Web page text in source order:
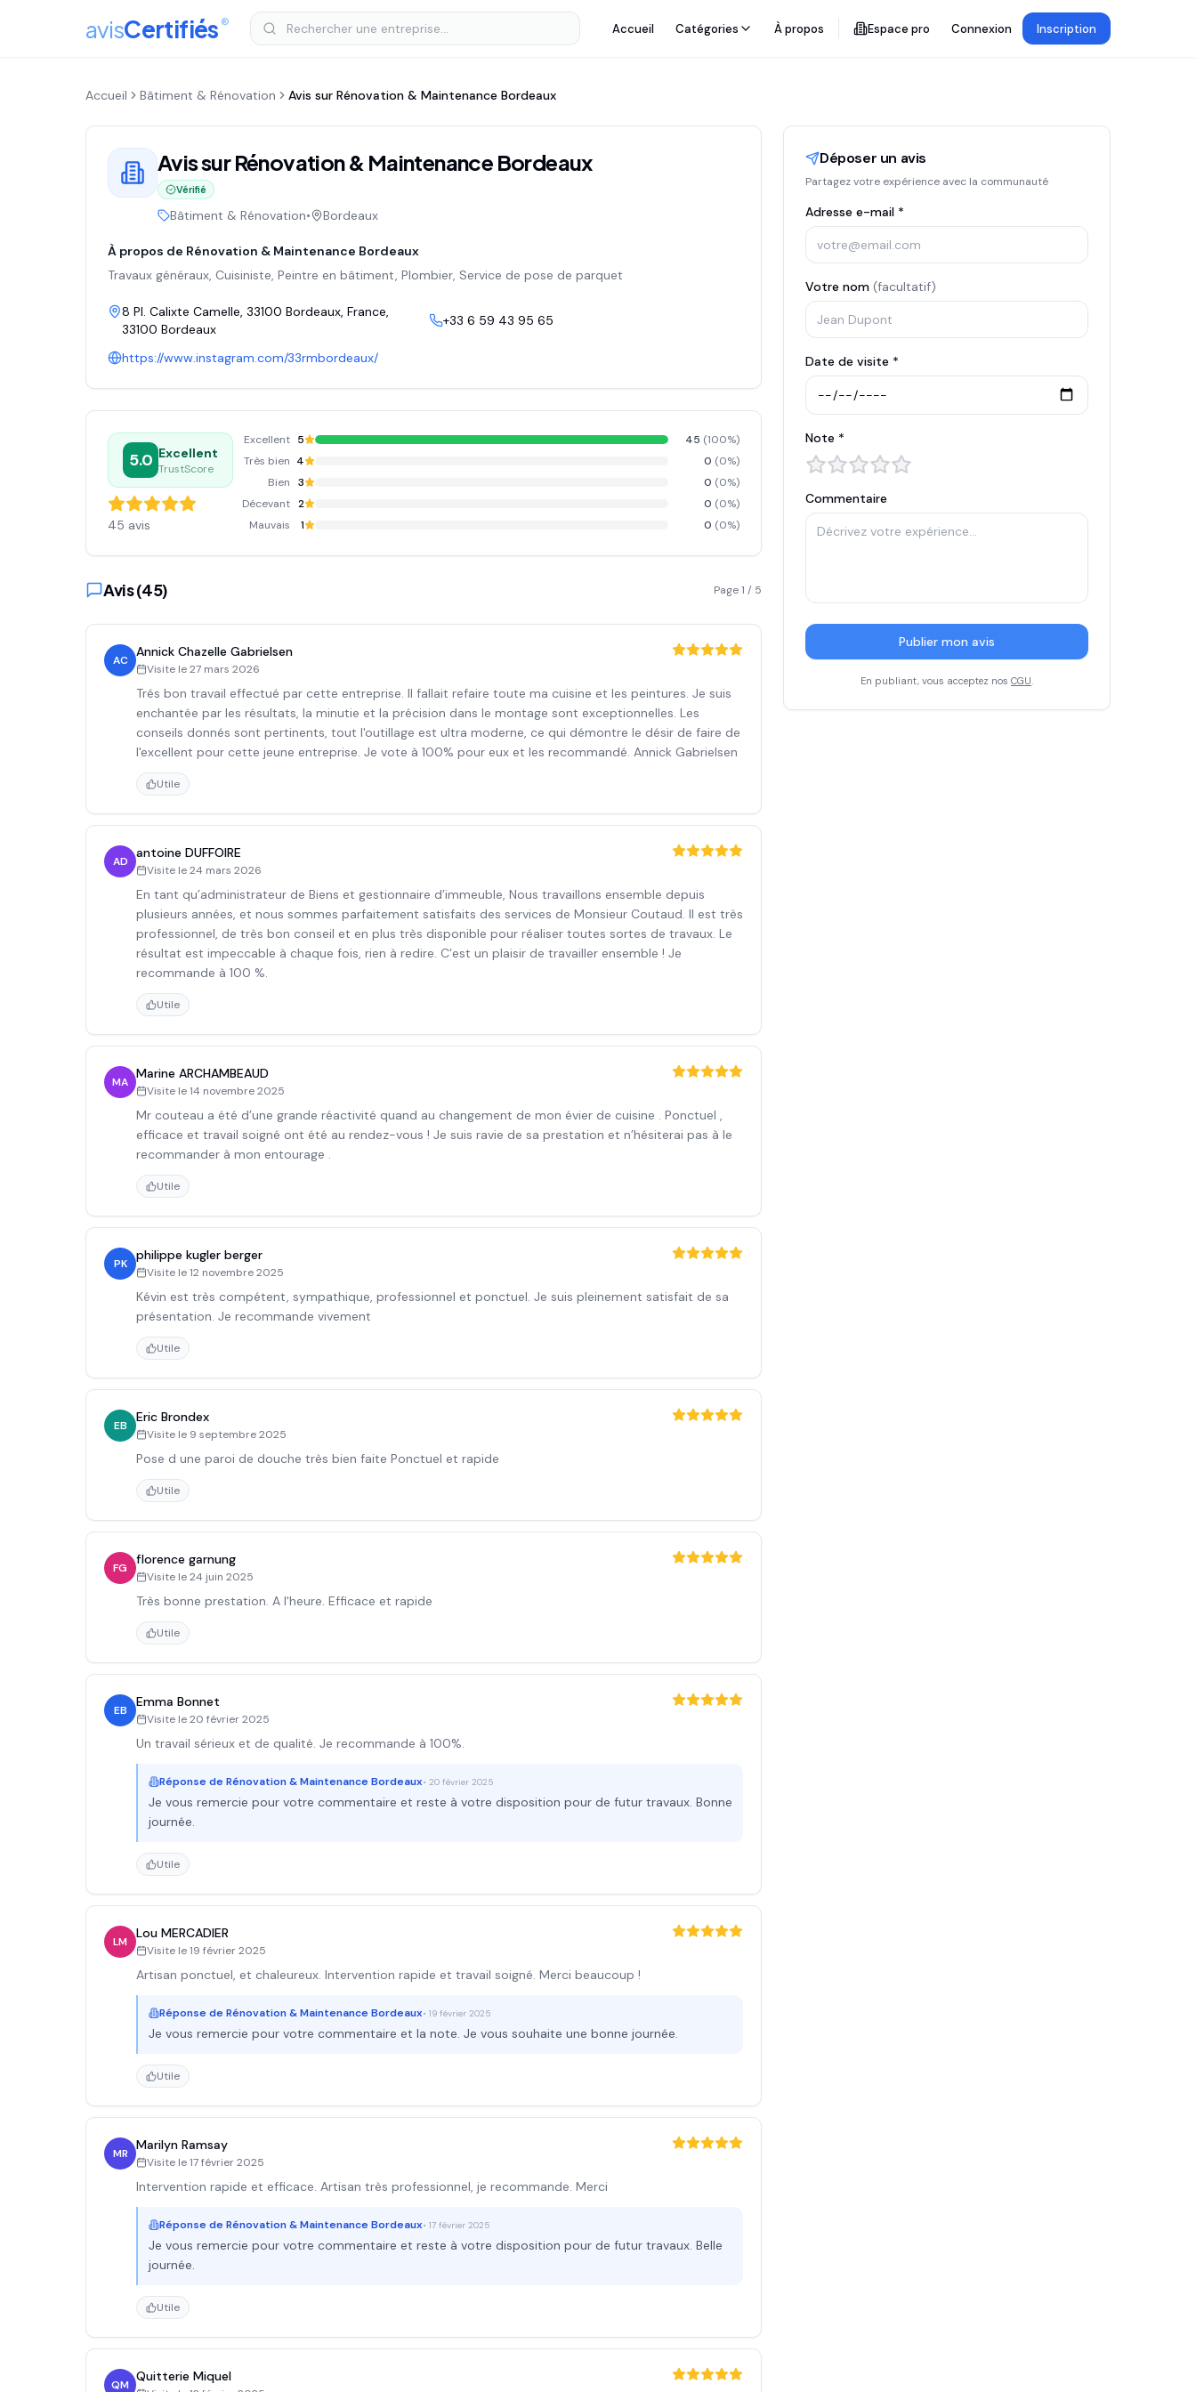
avisCertifiés® Accueil Catégories À propos Espace pro Connexion Inscription
Accueil Bâtiment & Rénovation Avis sur Rénovation & Maintenance Bordeaux
Avis surRénovation & Maintenance Bordeaux
Vérifié
Bâtiment & Rénovation• Bordeaux
À propos de Rénovation & Maintenance Bordeaux
Travaux généraux, Cuisiniste, Peintre en bâtiment, Plombier, Service de pose de parquet
8 Pl. Calixte Camelle, 33100 Bordeaux, France,
33100 Bordeaux
+33 6 59 43 95 65
https://www.instagram.com/33rmbordeaux/
5.0 Excellent
TrustScore
45 avis
Excellent 5 45 (100%)
Très bien 4 0 (0%)
Bien
3 0 (0%)
Décevant 2 0 (0%)
Mauvais
1 0 (0%)
Avis (45) Page1 / 5
AC
Annick Chazelle Gabrielsen
Visite le27 mars 2026
Trés bon travail effectué par cette entreprise. Il fallait refaire toute ma cuisine et les peintures. Je suis
enchantée par les résultats, la minutie et la précision dans le montage sont exceptionnelles. Les
conseils donnés sont pertinents, tout l'outillage est ultra moderne, ce qui démontre le désir de faire de
l'excellent pour cette jeune entreprise. Je vote à 100% pour eux et les recommandé. Annick Gabrielsen
Utile
AD
antoine DUFFOIRE
Visite le24 mars 2026
En tant qu’administrateur de Biens et gestionnaire d’immeuble, Nous travaillons ensemble depuis
plusieurs années, et nous sommes parfaitement satisfaits des services de Monsieur Coutaud. Il est très
professionnel, de très bon conseil et en plus très disponible pour réaliser toutes sortes de travaux. Le
résultat est impeccable à chaque fois, rien à redire. C’est un plaisir de travailler ensemble ! Je
recommande à 100 %.
Utile
MA
Marine ARCHAMBEAUD
Visite le14 novembre 2025
Mr couteau a été d’une grande réactivité quand au changement de mon évier de cuisine . Ponctuel ,
efficace et travail soigné ont été au rendez-vous ! Je suis ravie de sa prestation et n’hésiterai pas à le
recommander à mon entourage .
Utile
PK
philippe kugler berger
Visite le12 novembre 2025
Kévin est très compétent, sympathique, professionnel et ponctuel. Je suis pleinement satisfait de sa
présentation. Je recommande vivement
Utile
EB
Eric Brondex
Visite le 9 septembre 2025
Pose d une paroi de douche très bien faite Ponctuel et rapide
Utile
FG
florence garnung
Visite le24 juin 2025
Très bonne prestation. A l'heure. Efficace et rapide
Utile
EB
Emma Bonnet
Visite le20 février 2025
Un travail sérieux et de qualité. Je recommande à 100%.
Réponse de Rénovation & Maintenance Bordeaux• 20 février 2025
Je vous remercie pour votre commentaire et reste à votre disposition pour de futur travaux. Bonne
journée.
Utile
LM
Lou MERCADIER
Visite le19 février 2025
Artisan ponctuel, et chaleureux. Intervention rapide et travail soigné. Merci beaucoup !
Réponse de Rénovation & Maintenance Bordeaux• 19 février 2025
Je vous remercie pour votre commentaire et la note. Je vous souhaite une bonne journée.
Utile
MR
Marilyn Ramsay
Visite le17 février 2025
Intervention rapide et efficace. Artisan très professionnel, je recommande. Merci
Réponse de Rénovation & Maintenance Bordeaux• 17 février 2025
Je vous remercie pour votre commentaire et reste à votre disposition pour de futur travaux. Belle
journée.
Utile
QM
Quitterie Miquel
Déposer un avis
Partagez votre expérience avec la communauté
Adresse e-mail *
Votre nom (facultatif)
Date de visite *
Note *
Commentaire
Publier mon avis
En publiant, vous acceptez nos CGU.